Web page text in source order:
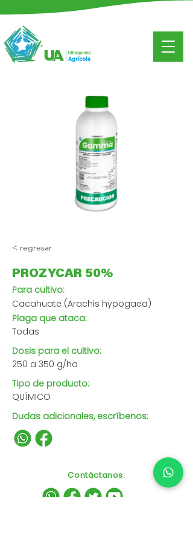
< regresar
PROZYCAR 50%
Para cultivo:
Cacahuate (Arachis hypogaea)
Plaga que ataca:
Todas
Dosis para el cultivo:
250 a 350 g/ha
Tipo de producto:
QUÍMICO
Dudas adicionales, escríbenos:
Contáctanos: